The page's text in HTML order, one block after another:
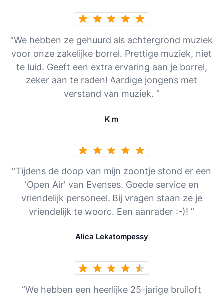
“We hebben ze gehuurd als achtergrond muziek
voor onze zakelijke borrel. Prettige muziek, niet
te luid. Geeft een extra ervaring aan je borrel,
zeker aan te raden! Aardige jongens met
verstand van muziek. ”
Kim
“Tijdens de doop van mijn zoontje stond er een
'Open Air' van Evenses. Goede service en
vriendelijk personeel. Bij vragen staan ze je
vriendelijk te woord. Een aanrader :-)! ”
Alica Lekatompessy
“We hebben een heerlijke 25-jarige bruiloft